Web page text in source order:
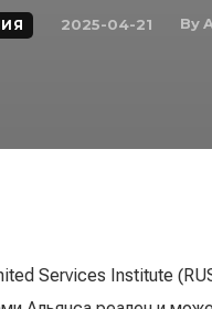
2025-04-21 By
Services Institute